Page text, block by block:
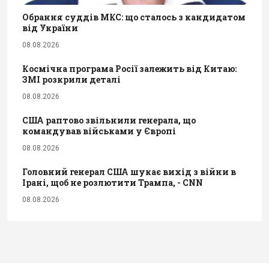
Обрання суддів МКС: що сталось з кандидатом
від України
08.08.2026
Космічна програма Росії залежить від Китаю:
ЗМІ розкрили деталі
08.08.2026
США раптово звільнили генерала, що
командував військами у Європі
08.08.2026
Головний генерал США шукає вихід з війни в
Ірані, щоб не розлютити Трампа, - CNN
08.08.2026